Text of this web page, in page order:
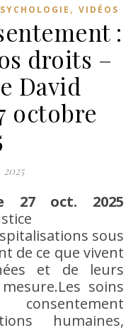
, VIDÉOS
:
droits –
David
octobre
27 oct. 2025
sous
de ce que vivent
et de leurs
soins
humaines,